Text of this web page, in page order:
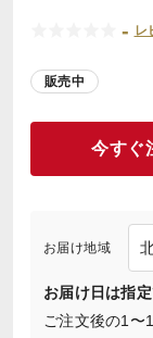
- レ
販売中
今すぐ
お届け地域
お届け日は指定
ご注文後の1〜